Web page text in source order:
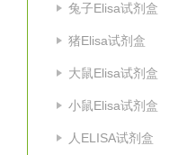
兔子Elisa试剂盒
猪Elisa试剂盒
大鼠Elisa试剂盒
小鼠Elisa试剂盒
人ELISA试剂盒